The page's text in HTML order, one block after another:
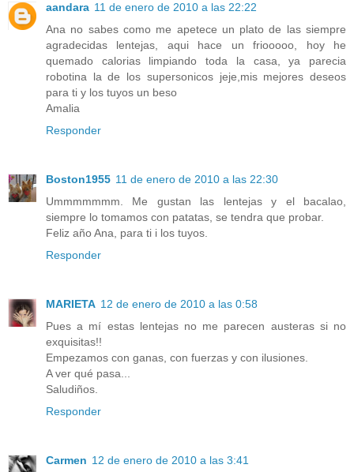
aandara 11 de enero de 2010 a las 22:22
Ana no sabes como me apetece un plato de las siempre
agradecidas lentejas, aqui hace un friooooo, hoy he
quemado calorias limpiando toda la casa, ya parecia
robotina la de los supersonicos jeje,mis mejores deseos
para ti y los tuyos un beso
Amalia
Responder
Boston1955 11 de enero de 2010 a las 22:30
Ummmmmmm. Me gustan las lentejas y el bacalao,
siempre lo tomamos con patatas, se tendra que probar.
Feliz año Ana, para ti i los tuyos.
Responder
MARIETA 12 de enero de 2010 a las 0:58
Pues a mí estas lentejas no me parecen austeras si no
exquisitas!!
Empezamos con ganas, con fuerzas y con ilusiones.
A ver qué pasa...
Saludiños.
Responder
Carmen 12 de enero de 2010 a las 3:41